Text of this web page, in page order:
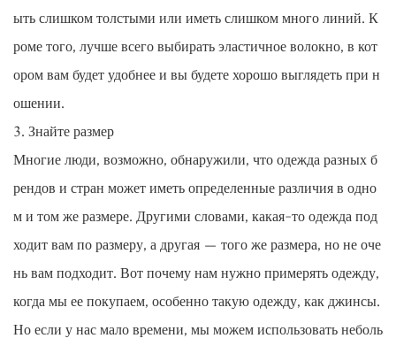
ыть слишком толстыми или иметь слишком много линий. К
роме того, лучше всего выбирать эластичное волокно, в кот
ором вам будет удобнее и вы будете хорошо выглядеть при н
ошении.
3. Знайте размер
Многие люди, возможно, обнаружили, что одежда разных б
рендов и стран может иметь определенные различия в одно
м и том же размере. Другими словами, какая-то одежда под
ходит вам по размеру, а другая — того же размера, но не оче
нь вам подходит. Вот почему нам нужно примерять одежду,
когда мы ее покупаем, особенно такую ​​одежду, как джинсы.
Но если у нас мало времени, мы можем использовать неболь